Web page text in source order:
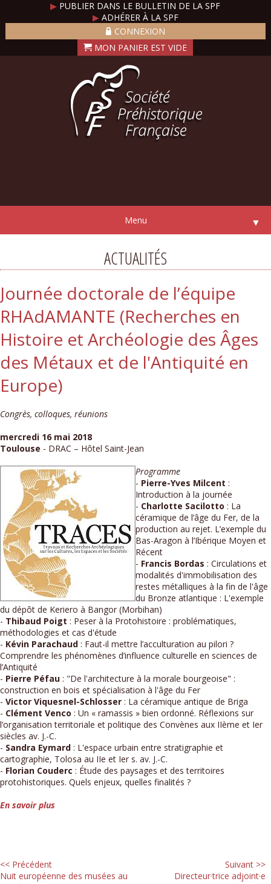
▶ PUBLIER DANS LE BULLETIN DE LA SPF
▶ADHÉRER À LA SPF
CONNEXION
Menu ▼
ACTUALITÉS
Journée doctorale de l’équipe
RHAdAMANTE (Recherches en
Histoire et Archéologie des Âges
des Métaux et de l'Antiquité en
Europe)
Congrès, colloques, réunions
mercredi 16 mai 2018
Toulouse - DRAC – Hôtel Saint-Jean
Programme
- Pierre-Yves Milcent :
Introduction à la journée
- Charlotte Sacilotto : La
céramique de l’âge du Fer, de la
production au rejet. L’exemple du
Bas-Aragon à l’Ibérique Moyen et
Récent
- Francis Bordas : Circulations et
modalités d'immobilisation des
restes métalliques à la fin de l'âge
du Bronze atlantique : L'exemple
du dépôt de Keriero à Bangor (Morbihan)
- Thibaud Poigt : Peser à la Protohistoire : problématiques,
méthodologies et cas d'étude
- Kévin Parachaud : Faut-il mettre l’acculturation au pilori ?
Comprendre les phénomènes d’influence culturelle en sciences de
l’Antiquité
- Pierre Péfau : "De l'architecture à la morale bourgeoise" :
construction en bois et spécialisation à l'âge du Fer
- Victor Viquesnel-Schlosser : La céramique antique de Briga
- Clément Venco : Un « ramassis » bien ordonné. Réflexions sur
l’organisation territoriale et politique des Convènes aux IIème et Ier
siècles av. J.-C.
- Sandra Eymard : L'espace urbain entre stratigraphie et
cartographie, Tolosa au IIe et Ier s. av. J.-C.
- Florian Couderc : Étude des paysages et des territoires
protohistoriques. Quels enjeux, quelles finalités ?
En savoir plus
<< Précédent
Nuit européenne des musées au
Suivant >>
Directeur·trice adjoint·e